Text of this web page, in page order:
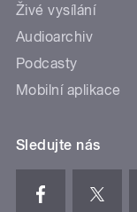
Živé vysílání
Audioarchiv
Podcasty
Mobilní aplikace
Sledujte nás